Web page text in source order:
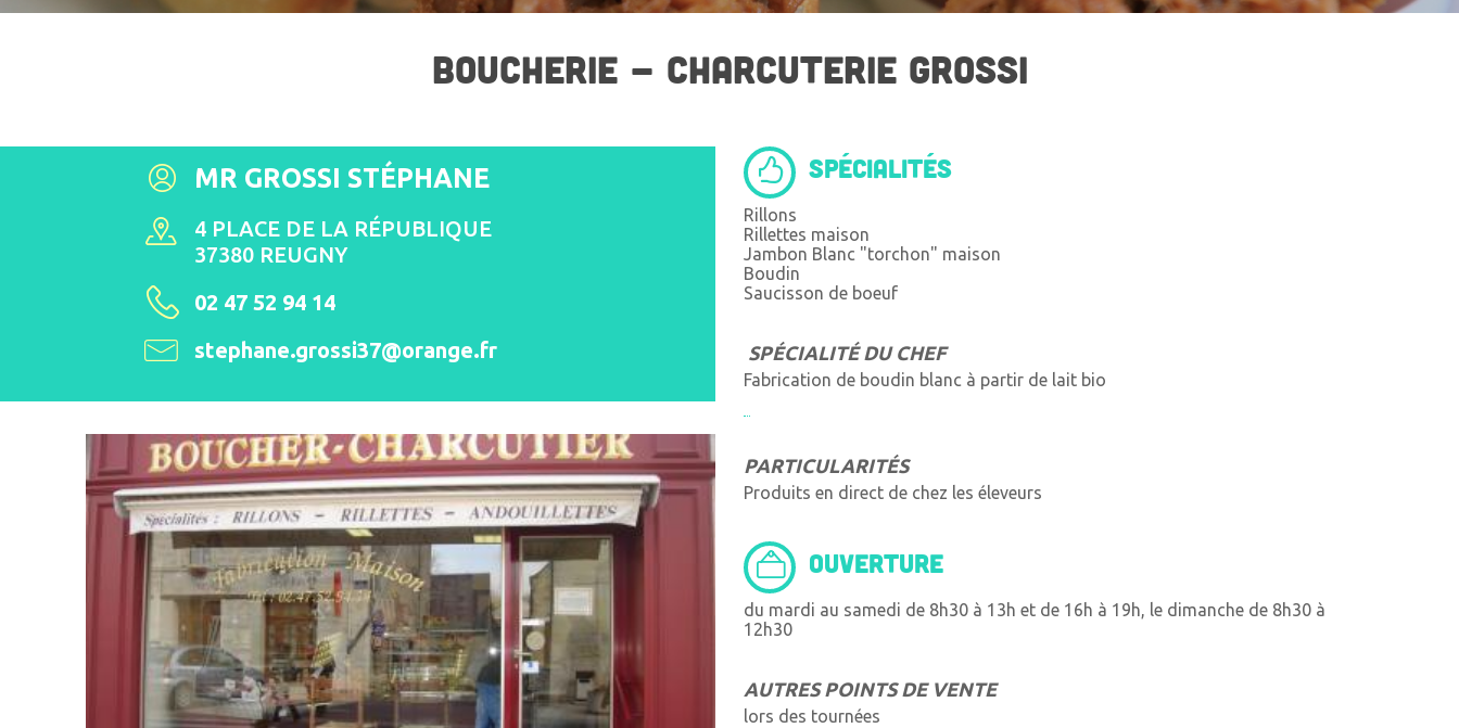
BOUCHERIE - CHARCUTERIE GROSSI
MR GROSSI STÉPHANE
4 PLACE DE LA RÉPUBLIQUE
37380 REUGNY
02 47 52 94 14
stephane.grossi37@orange.fr
SPÉCIALITÉS
Rillons
Rillettes maison
Jambon Blanc "torchon" maison
Boudin
Saucisson de boeuf
SPÉCIALITÉ DU CHEF
Fabrication de boudin blanc à partir de lait bio
PARTICULARITÉS
Produits en direct de chez les éleveurs
OUVERTURE
du mardi au samedi de 8h30 à 13h et de 16h à 19h, le dimanche de 8h30 à
12h30
AUTRES POINTS DE VENTE
lors des tournées